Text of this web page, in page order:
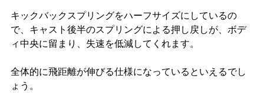
キックバックスプリングをハーフサイズにしているの
で、キャスト後半のスプリングによる押し戻しが、ボデ
ィ中央に留まり、失速を低減してくれます。
全体的に飛距離が伸びる仕様になっているといえるでし
ょう。